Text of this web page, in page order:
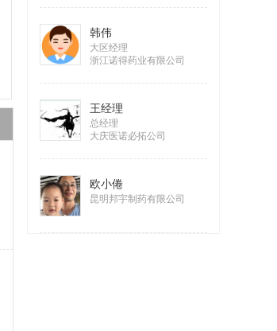
韩伟
大区经理
浙江诺得药业有限公司
王经理
总经理
大庆医诺必拓公司
欧小倦
昆明邦宇制药有限公司